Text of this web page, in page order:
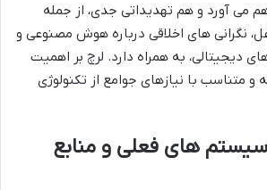
می آورد و هم تهدیداتی جدی، از جمله
نگرانی های اخلاقی درباره هوش مصنوعی و
دیجیتالی، به همراه دارد. لرچ بر اهمیت
و متناسب با نیازهای جوامع از تکنولوژی
های فعلی و منابع